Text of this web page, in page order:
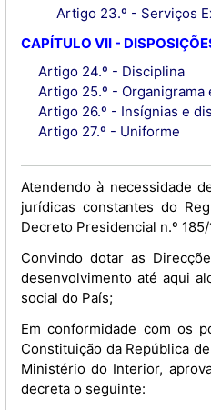
Artigo 23.º - Serviços
CAPÍTULO VII -
Artigo 24.º - Disciplina
Artigo 25.º - Organigrama
Artigo 26.º - Insígnias e
Artigo 27.º - Uniforme
Atendendo à necessidade
jurídicas constantes do
Decreto Presidencial n.º 185/
Convindo dotar as
desenvolvimento até aqui
social do País;
Em conformidade com os
Constituição da República
Ministério do Interior,
decreta o seguinte: